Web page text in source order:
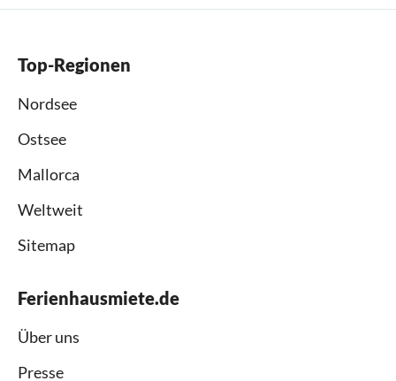
Top-Regionen
Nordsee
Ostsee
Mallorca
Weltweit
Sitemap
Ferienhausmiete.de
Über uns
Presse